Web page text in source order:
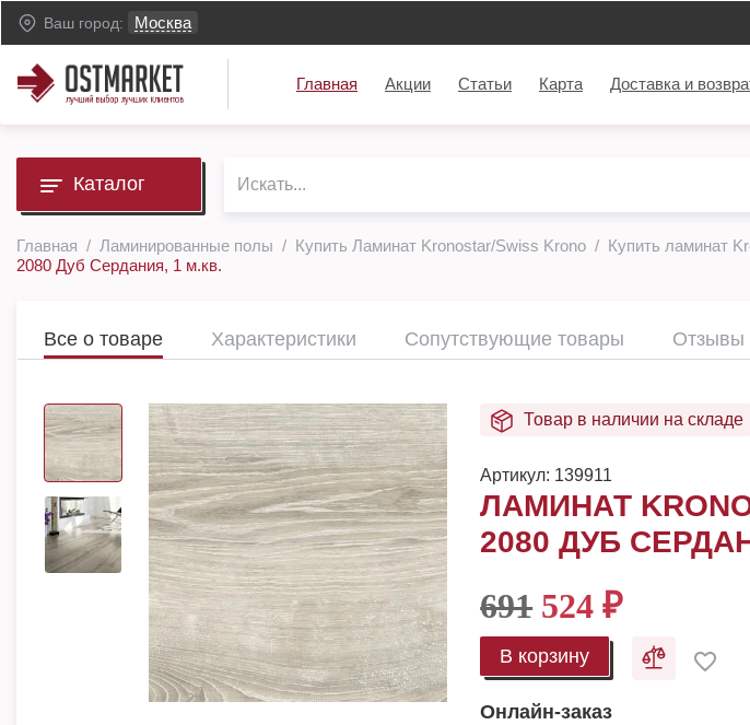
Ваш город: Москва
Главная Акции Статьи Карта Доставка и
Каталог
Главная Ламинированные полы Купить Ламинат Kronostar/Swiss Krono Купить ламинат
2080 Дуб Сердания, 1 м.кв.
Все о товаре Характеристики Сопутствующие товары Отзывы
Товар в наличии на складе
Артикул: 139911
ЛАМИНАТ
2080 ДУБ
691 524 ₽
В корзину
Онлайн-заказ